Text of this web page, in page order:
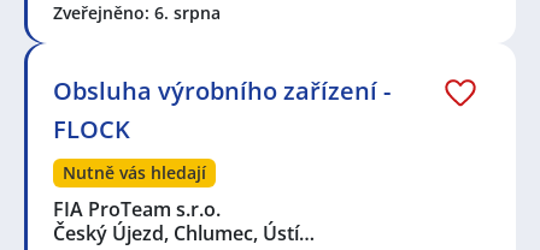
Zveřejněno: 6. srpna
Obsluha výrobního zařízení -
FLOCK
Nutně vás hledají
FIA ProTeam s.r.o.
Český Újezd, Chlumec, Ústí…